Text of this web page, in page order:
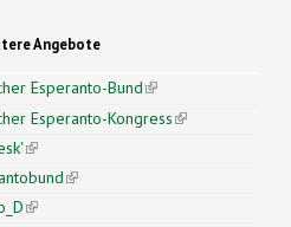
Angebote
Esperanto-Bund(link is
external)
Esperanto-Kongress(link is
(link is external)
(link is external)
(link is external)